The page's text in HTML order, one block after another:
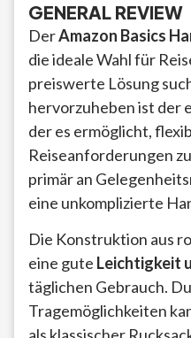
GENERAL REVIEW
DerAmazon Basics
die ideale Wahl für
preiswerte Lösung
hervorzuheben ist der
der es ermöglicht,
Reiseanforderungen
primär an
eine unkomplizierte
Die Konstruktion aus
eine gute Leichtigkeit
täglichen Gebrauch.
Tragemöglichkeiten